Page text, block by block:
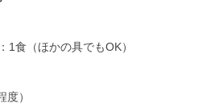
1食（ほかの具でもOK）
）